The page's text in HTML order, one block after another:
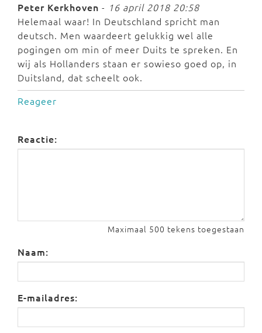
Peter Kerkhoven - 16 april 2018 20:58
Helemaal waar! In Deutschland spricht man
deutsch. Men waardeert gelukkig wel alle
pogingen om min of meer Duits te spreken. En
wij als Hollanders staan er sowieso goed op, in
Duitsland, dat scheelt ook.
Reageer
Reactie:
Maximaal 500 tekens toegestaan
Naam:
E-mailadres: